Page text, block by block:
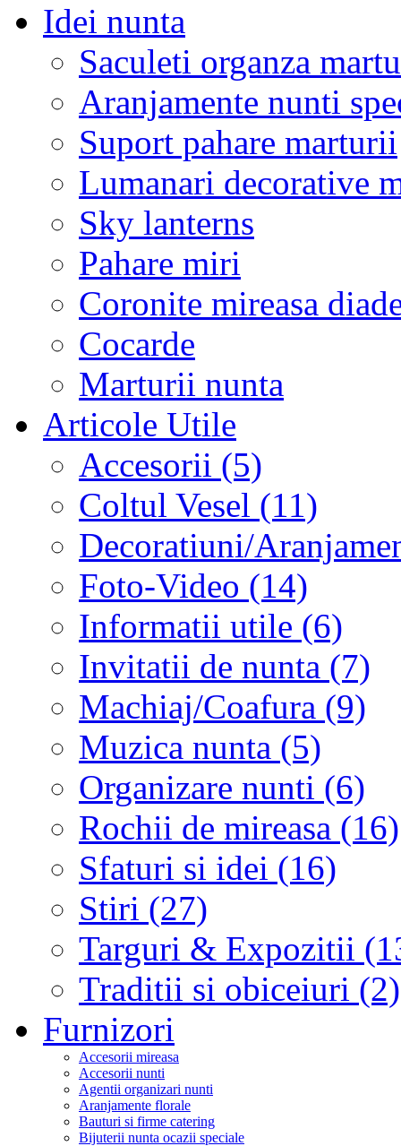
Idei nunta
Saculeti organza
Aranjamente nunti
Suport pahare marturii
Lumanari decorative
Sky lanterns
Pahare miri
Coronite mireasa
Cocarde
Marturii nunta
Articole Utile
Accesorii (5)
Coltul Vesel (11)
Decoratiuni/
Foto-Video (14)
Informatii utile (6)
Invitatii de nunta (7)
Machiaj/Coafura (9)
Muzica nunta (5)
Organizare nunti (6)
Rochii de mireasa (16)
Sfaturi si idei (16)
Stiri (27)
Targuri & Expozitii
Traditii si obiceiuri (2)
Furnizori
Accesorii mireasa
Accesorii nunti
Agentii organizari nunti
Aranjamente florale
Bauturi si firme catering
Bijuterii nunta ocazii speciale